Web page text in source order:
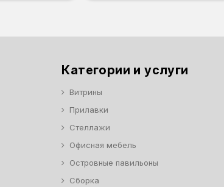
Категории и услуги
Витрины
Прилавки
Стеллажи
Офисная мебель
Островные павильоны
Сборка